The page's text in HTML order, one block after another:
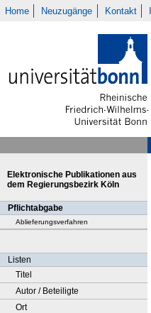
Home Neuzugänge Kontakt
Elektronische Publikationen aus
dem Regierungsbezirk Köln
Pflichtabgabe
Ablieferungsverfahren
Listen
Titel
Autor / Beteiligte
Ort